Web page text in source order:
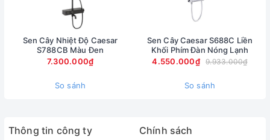
Sen Cây Nhiệt Độ Caesar
S788CB Màu Đen
7.300.000₫
So sánh
Sen Cây Caesar S688C Liền
Khối Phím Đàn Nóng Lạnh
4.550.000₫
9.933.000₫
So sánh
Thông tin công ty Chính sách